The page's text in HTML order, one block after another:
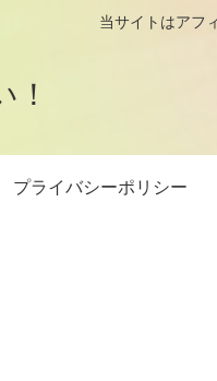
エイト広告
！
プライバシーポリシー